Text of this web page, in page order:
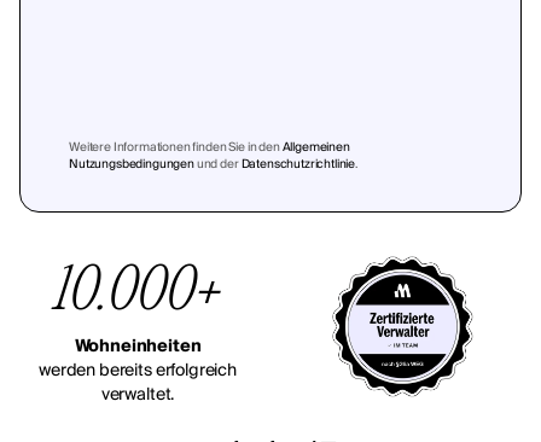
Weitere Informationen finden Sie in denAllgemeinen
Nutzungsbedingungenund derDatenschutzrichtlinie.
10.000+
Wohneinheiten
werden bereits erfolgreich
verwaltet.